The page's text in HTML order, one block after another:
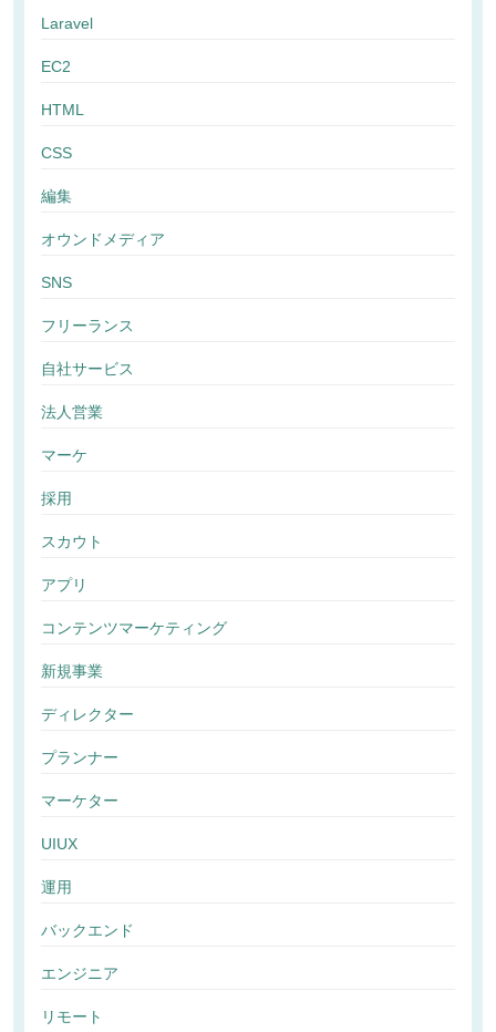
Laravel
EC2
HTML
CSS
編集
オウンドメディア
SNS
フリーランス
自社サービス
法人営業
マーケ
採用
スカウト
アプリ
コンテンツマーケティング
新規事業
ディレクター
プランナー
マーケター
UIUX
運用
バックエンド
エンジニア
リモート